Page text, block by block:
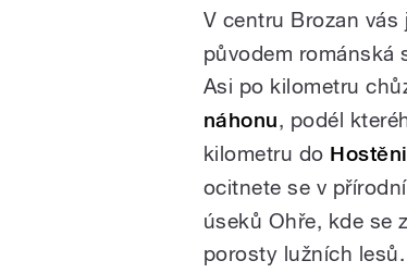
V centru Brozan
původem románská
Asi po kilometru
náhonu, podél
kilometru do
ocitnete se v
úseků Ohře, kde se
porosty lužních